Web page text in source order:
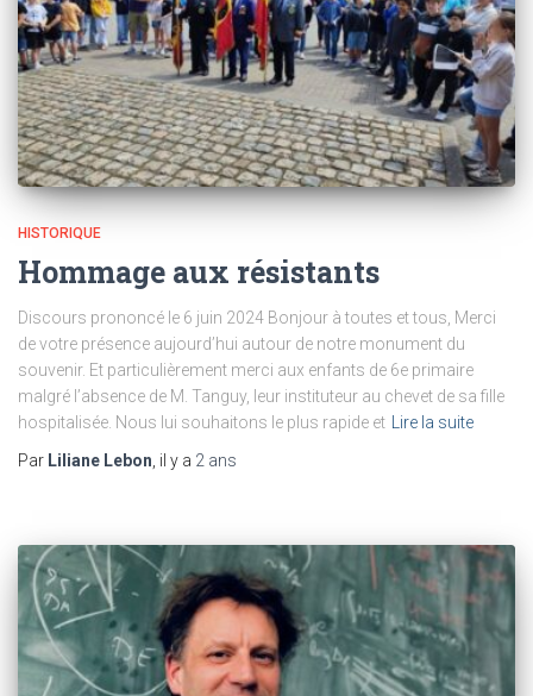
HISTORIQUE
Hommage aux résistants
Discours prononcé le 6 juin 2024 Bonjour à toutes et tous, Merci
de votre présence aujourd’hui autour de notre monument du
souvenir. Et particulièrement merci aux enfants de 6e primaire
malgré l’absence de M. Tanguy, leur instituteur au chevet de sa fille
hospitalisée. Nous lui souhaitons le plus rapide et
Lire la suite
Par Liliane Lebon , il y a 2 ans